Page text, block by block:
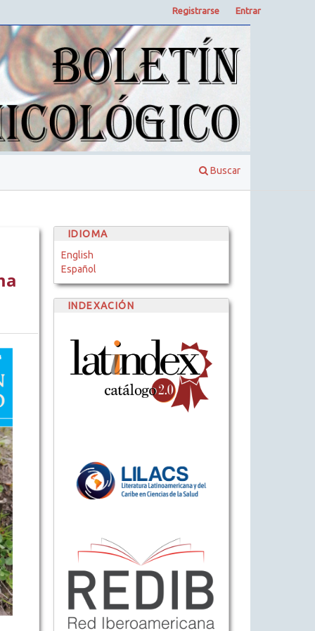
Buscar
Registrarse Entrar
IDIOMA
English
Español
INDEXACIÓN